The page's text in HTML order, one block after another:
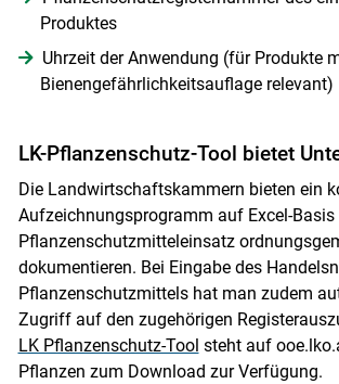
Produktes
Uhrzeit der Anwendung (für Produkte
Bienengefährlichkeitsauflage relevant)
LK-Pflanzenschutz-Tool bietet
Die Landwirtschaftskammern bieten ein
Aufzeichnungsprogramm auf Excel-Basis
Pflanzenschutzmitteleinsatz
dokumentieren. Bei Eingabe des
Pflanzenschutzmittels hat man zudem
Zugriff auf den zugehörigen
LK Pflanzenschutz-Tool steht auf
Pflanzen zum Download zur Verfügung.